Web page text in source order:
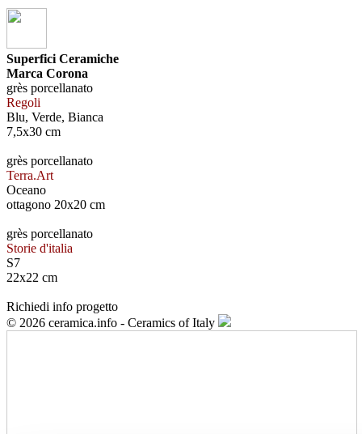
Superfici Ceramiche
Marca Corona
grès porcellanato
Regoli
Blu, Verde, Bianca
7,5x30 cm
grès porcellanato
Terra.Art
Oceano
ottagono 20x20 cm
grès porcellanato
Storie d'italia
S7
22x22 cm
Richiedi info progetto
© 2026 ceramica.info - Ceramics of Italy